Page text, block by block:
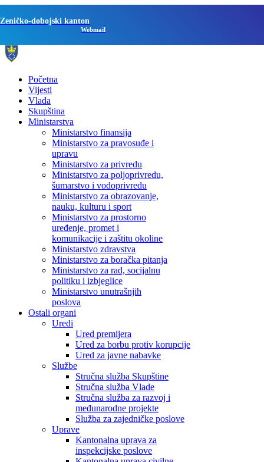
Zeničko-dobojski kanton
Webmail
Početna
Vijesti
Vlada
Skupština
Ministarstva
Ministarstvo finansija
Ministarstvo za pravosuđe i
upravu
Ministarstvo za privredu
Ministarstvo za poljoprivredu,
šumarstvo i vodoprivredu
Ministarstvo za obrazovanje,
nauku, kulturu i sport
Ministarstvo za prostorno
uređenje, promet i
komunikacije i zaštitu okoline
Ministarstvo zdravstva
Ministarstvo za boračka pitanja
Ministarstvo za rad, socijalnu
politiku i izbjeglice
Ministarstvo unutrašnjih
poslova
Ostali organi
Uredi
Ured premijera
Ured za borbu protiv korupcije
Ured za javne nabavke
Službe
Stručna služba Skupštine
Stručna služba Vlade
Stručna služba za razvoj i
međunarodne projekte
Služba za zajedničke poslove
Uprave
Kantonalna uprava za
inspekcijske poslove